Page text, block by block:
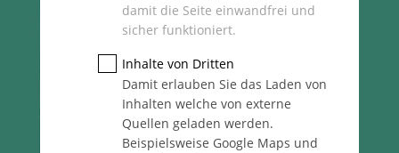
damit die Seite einwandfrei und
sicher funktioniert.
Inhalte von Dritten
Damit erlauben Sie das Laden von
Inhalten welche von externe
Quellen geladen werden.
Beispielsweise Google Maps und